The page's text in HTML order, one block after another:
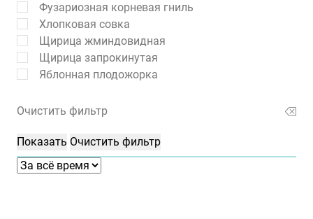
Фузариозная корневая гниль
Хлопковая совка
Щирица жминдовидная
Щирица запрокинутая
Яблонная плодожорка
Очистить фильтр